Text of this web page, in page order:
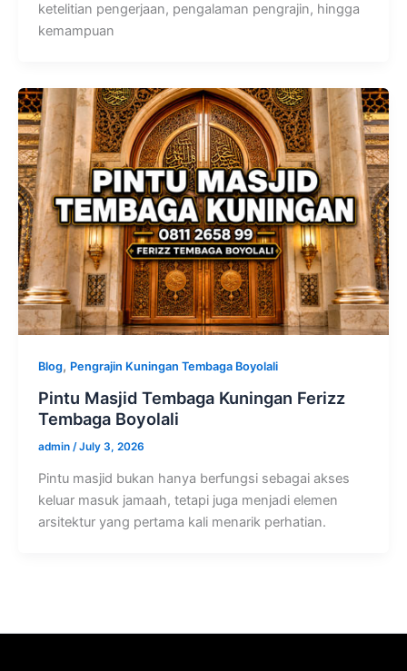
ketelitian pengerjaan, pengalaman pengrajin, hingga
kemampuan
Blog, Pengrajin Kuningan Tembaga Boyolali
Pintu Masjid Tembaga Kuningan Ferizz
Tembaga Boyolali
admin /July 3, 2026
Pintu masjid bukan hanya berfungsi sebagai akses
keluar masuk jamaah, tetapi juga menjadi elemen
arsitektur yang pertama kali menarik perhatian.